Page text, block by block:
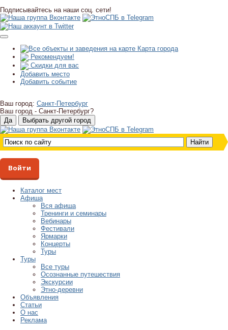
Подписывайтесь на наши соц. сети!
Карта города
Рекомендуем!
Скидки для вас
Добавить место
Добавить событие
Ваш город: Санкт-Петербург
Ваш город - Санкт-Петербург?
Войти
Каталог мест
Афиша
Вся афиша
Тренинги и семинары
Вебинары
Фестивали
Ярмарки
Концерты
Туры
Туры
Все туры
Осознанные путешествия
Экскурсии
Этно-деревни
Объявления
Статьи
О нас
Реклама